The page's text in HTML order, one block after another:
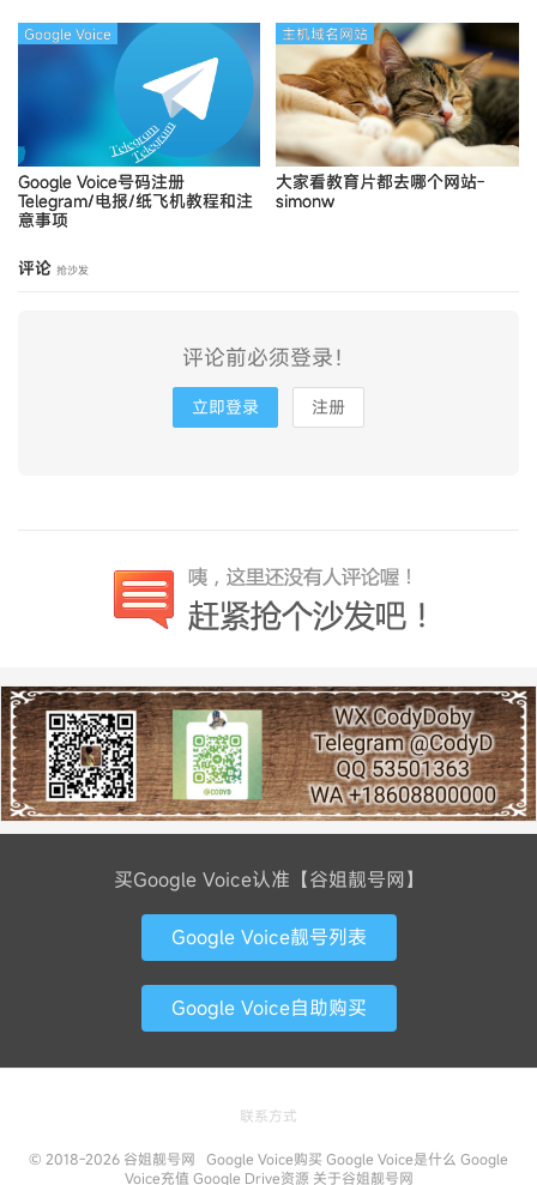
Google Voice号码注册
Telegram/电报/纸飞机教程和注
意事项
Google Voice
大家看教育片都去哪个网站-
simonw
主机域名网站
评论 抢沙发
评论前必须登录！
立即登录 注册
买Google Voice认准【谷姐靓号网】
Google Voice靓号列表
Google Voice自助购买
联系方式
© 2018-2026 谷姐靓号网 Google Voice购买 Google Voice是什么 Google
Voice充值 Google Drive资源 关于谷姐靓号网